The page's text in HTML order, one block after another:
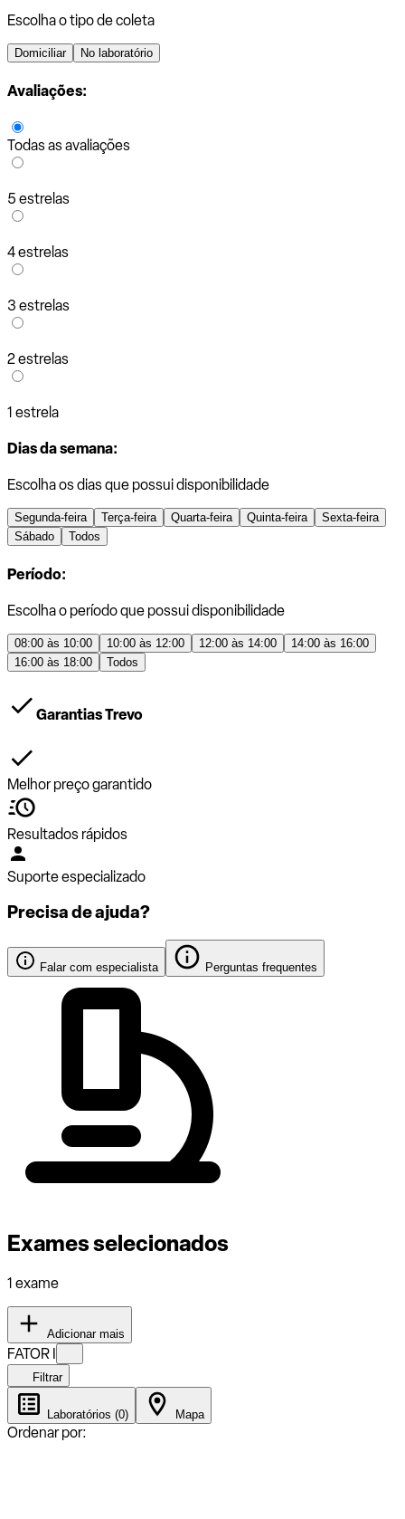
Escolha o tipo de coleta
Domiciliar No laboratório
Avaliações:
Todas as avaliações
5 estrelas
4 estrelas
3 estrelas
2 estrelas
1 estrela
Dias da semana:
Escolha os dias que possui disponibilidade
Segunda-feira Terça-feira Quarta-feira Quinta-feira
Sexta-feira
Sábado
Todos
Período:
Escolha o período que possui disponibilidade
08:00 às 10:00 10:00 às 12:00 12:00 às 14:00
14:00 às 16:00
16:00 às 18:00
Todos
Garantias Trevo
Melhor preço garantido
Resultados rápidos
Suporte especializado
Precisa de ajuda?
Falar com especialista Perguntas frequentes
Exames selecionados
1 exame
Adicionar mais
FATOR I
Filtrar
Laboratórios (0) Mapa
Ordenar por: